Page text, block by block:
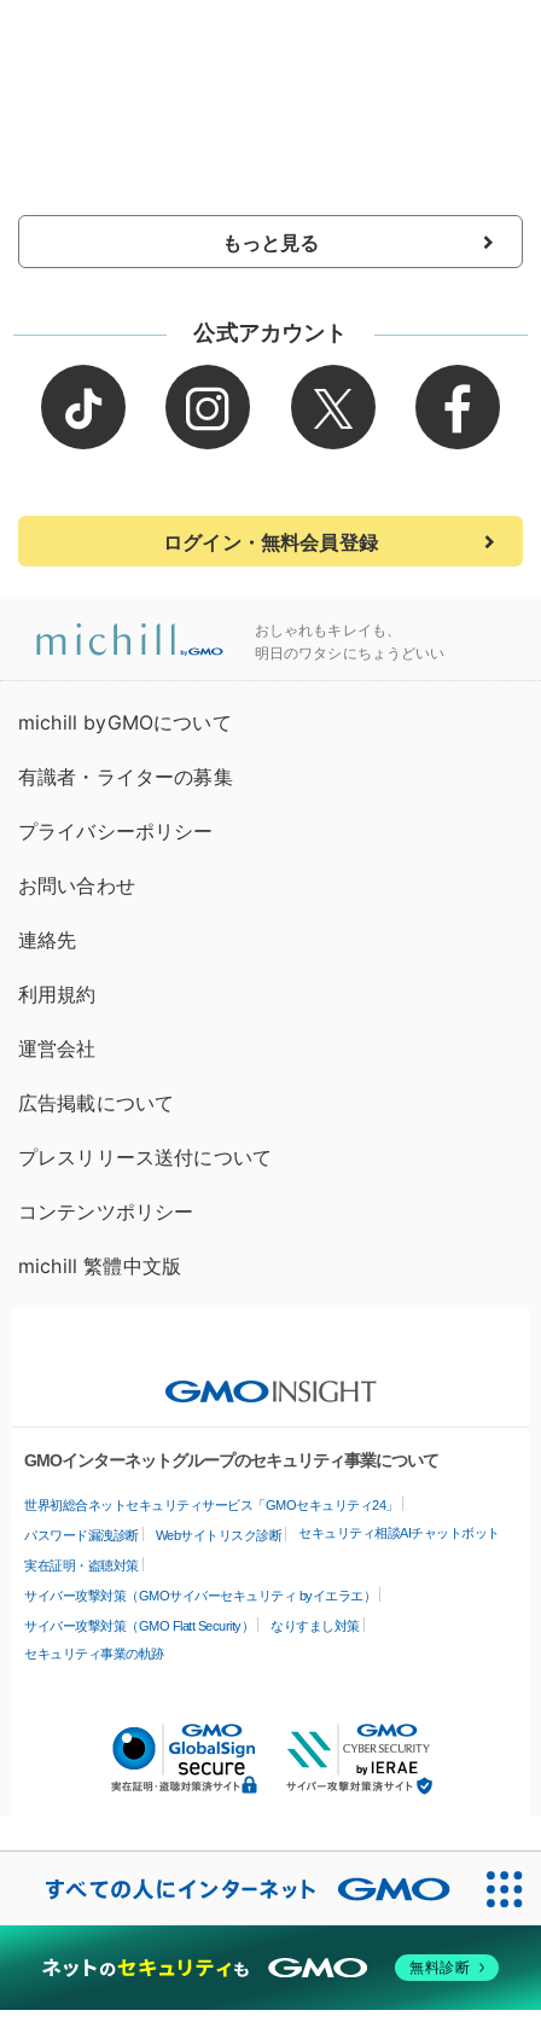
もっと見る
公式アカウント
ログイン・無料会員登録
おしゃれもキレイも、
明日のワタシにちょうどいい
michill byGMOについて
有識者・ライターの募集
プライバシーポリシー
お問い合わせ
連絡先
利用規約
運営会社
広告掲載について
プレスリリース送付について
コンテンツポリシー
michill 繁體中文版
GMOインターネットグループのセキュリティ事業について
世界初総合ネットセキュリティサービス「GMOセキュリティ24」
パスワード漏洩診断 Webサイトリスク診断 セキュリティ相談AIチャットボット
実在証明・盗聴対策
サイバー攻撃対策（GMOサイバーセキュリティ byイエラエ）
サイバー攻撃対策（GMO Flatt Security）
なりすまし対策
セキュリティ事業の軌跡
無料診断